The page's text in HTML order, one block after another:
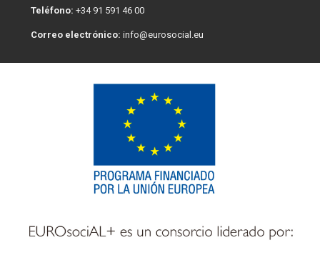
Teléfono: +34 91 591 46 00
Correo electrónico: info@eurosocial.eu